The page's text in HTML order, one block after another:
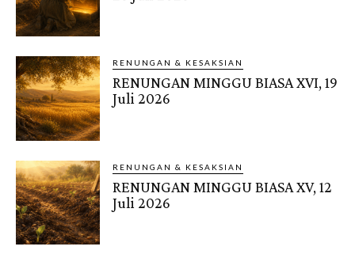
RENUNGAN & KESAKSIAN
RENUNGAN MINGGU BIASA XVI, 19
Juli 2026
RENUNGAN & KESAKSIAN
RENUNGAN MINGGU BIASA XV, 12
Juli 2026